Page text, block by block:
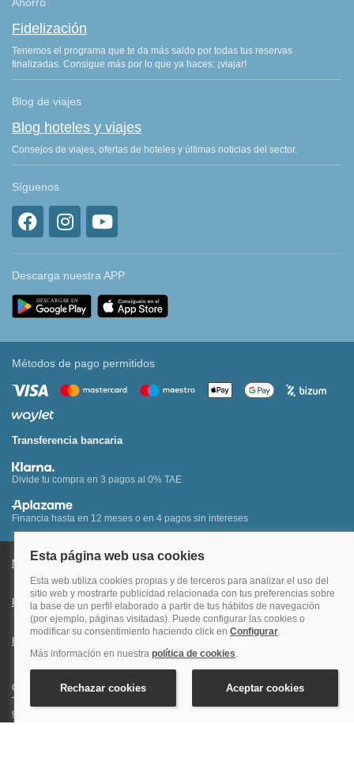
Ahorro
Fidelización
Tenemos el programa que te da más saldo por todas tus reservas
finalizadas. Consigue más por lo que ya haces: ¡viajar!
Blog de viajes
Blog hoteles y viajes
Consejos de viajes, ofertas de hoteles y últimas noticias del sector.
Síguenos
Descarga nuestra APP
Métodos de pago permitidos
Transferencia bancaria
Divide tu compra en 3 pagos al 0% TAE
Financia hasta en 12 meses o en 4 pagos sin intereses
Nota legal y condiciones de uso de la página web
Política de Privacidad Condiciones Generales de Contratación
Quehoteles.com - Especialistas en hoteles © Copyright Veturis Travel S.A.
Todos los derechos reservados. Autorización nº I-AV0000879.4 Tel: +34
915759999